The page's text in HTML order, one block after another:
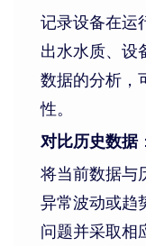
记录设备在运
出水水质、设
数据的分析，
性。
对比历史数据：
将当前数据与
异常波动或趋
问题并采取相